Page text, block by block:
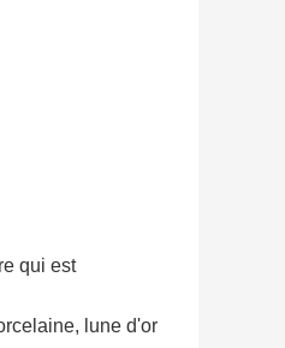
qui est
lune d'or